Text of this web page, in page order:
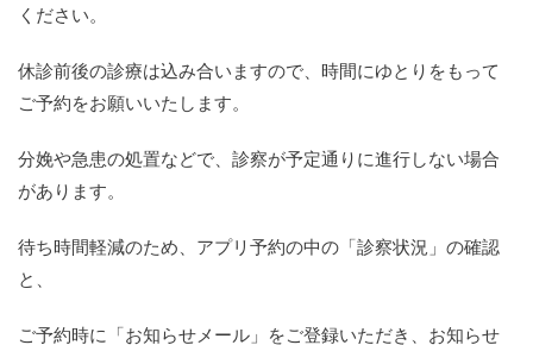
ください。
休診前後の診療は込み合いますので、時間にゆとりをもって
ご予約をお願いいたします。
分娩や急患の処置などで、診察が予定通りに進行しない場合
があります。
待ち時間軽減のため、アプリ予約の中の「診察状況」の確認
と、
ご予約時に「お知らせメール」をご登録いただき、お知らせ